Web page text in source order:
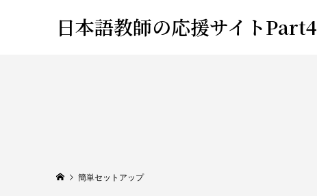
日本語教師の応援サイトPart4
簡単セットアップ